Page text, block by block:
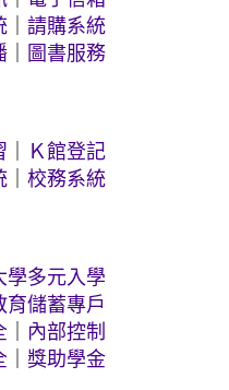
｜請購系統
圖書服務
Ｋ館登記
｜校務系統
學多元入學
育儲蓄專戶
內部控制
｜獎助學金